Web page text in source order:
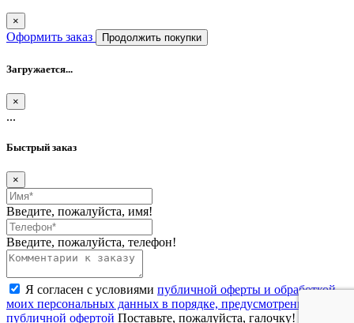
×
Оформить заказ Продолжить покупки
Загружается...
×
...
Быстрый заказ
×
Введите, пожалуйста, имя!
Введите, пожалуйста, телефон!
Я согласен с условиями публичной оферты и обработкой
моих персональных данных в порядке, предусмотренном
публичной офертой Поставьте, пожалуйста, галочку!